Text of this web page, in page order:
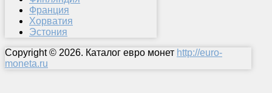
Франция
Хорватия
Эстония
Copyright © 2026. Каталог евро монет http://euro-
moneta.ru